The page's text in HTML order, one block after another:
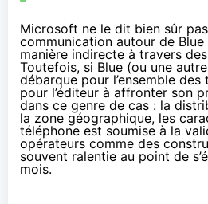
Microsoft ne le dit bien sûr
communication autour de Blue
manière indirecte à travers
Toutefois, si Blue (ou une
débarque pour l’ensemble
pour l’éditeur à affronter son
dans ce genre de cas : la
la zone géographique, les
téléphone est soumise à la
opérateurs comme des
souvent ralentie au point de
mois.